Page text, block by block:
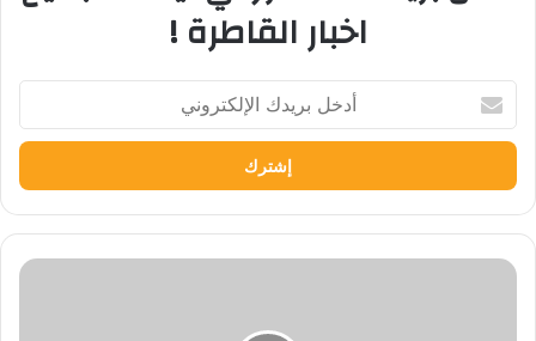
اخبار القاطرة !
بريدك
الإلكتروني
جامعة